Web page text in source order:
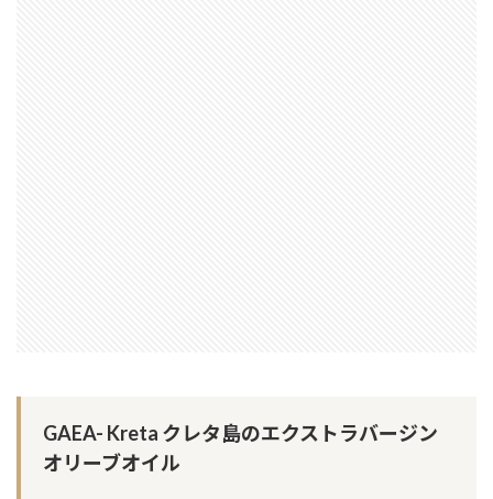
GAEA- Kreta クレタ島のエクストラバージン
オリーブオイル